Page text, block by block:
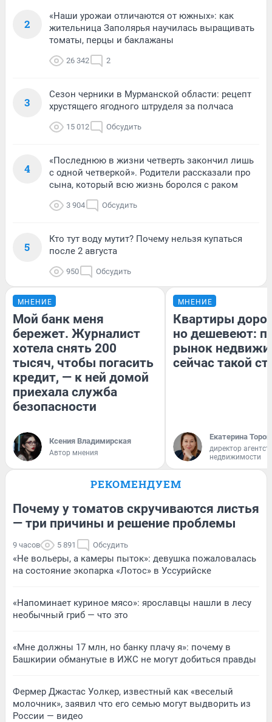
2
«Наши урожаи отличаются от южных»: как
жительница Заполярья научилась выращивать
томаты, перцы и баклажаны
26 342 2
3
Сезон черники в Мурманской области: рецепт
хрустящего ягодного штруделя за полчаса
15 012 Обсудить
4
«Последнюю в жизни четверть закончил лишь
с одной четверкой». Родители рассказали про
сына, который всю жизнь боролся с раком
3 904 Обсудить
5
Кто тут воду мутит? Почему нельзя купаться
после 2 августа
950 Обсудить
МНЕНИЕ
Мой банк меня
бережет. Журналист
хотела снять 200
тысяч, чтобы погасить
кредит, — к ней домой
приехала служба
безопасности
Ксения Владимирская
Автор мнения
МНЕНИЕ
Квартиры
но дешевеют:
рынок
сейчас такой
Екатерина
директор
недвижимости
РЕКОМЕНДУЕМ
Почему у томатов скручиваются листья
— три причины и решение проблемы
9 часов 5 891 Обсудить
«Не вольеры, а камеры пыток»: девушка пожаловалась
на состояние экопарка «Лотос» в Уссурийске
«Напоминает куриное мясо»: ярославцы нашли в лесу
необычный гриб — что это
«Мне должны 17 млн, но банку плачу я»: почему в
Башкирии обманутые в ИЖС не могут добиться правды
Фермер Джастас Уолкер, известный как «веселый
молочник», заявил что его семью могут выдворить из
России — видео